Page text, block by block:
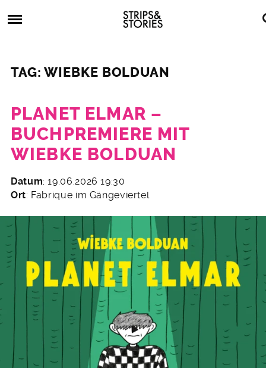
to
Strips
&
Stories
Comics,
TAG: WIEBKE BOLDUAN
PLANET ELMAR –
BUCHPREMIERE MIT
WIEBKE BOLDUAN
5.
Mai
Datum: 19.06.2026 19:30
Ort: Fabrique im Gängeviertel